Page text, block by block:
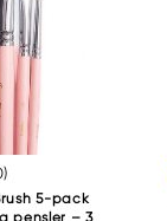
)
5-pack